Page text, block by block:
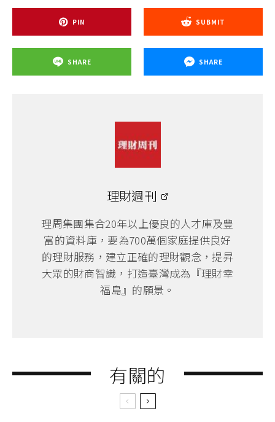
PIN SUBMIT
SHARE SHARE
理財週刊
理周集團集合20年以上優良的人才庫及豐
富的資料庫，要為700萬個家庭提供良好
的理財服務，建立正確的理財觀念，提昇
大眾的財商智識，打造臺灣成為『理財幸
福島』的願景。
有關的